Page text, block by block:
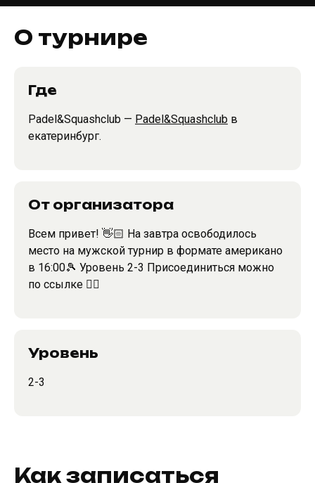
О турнире
Где
Padel&Squashclub — Padel&Squashclub в
екатеринбург.
От организатора
Всем привет! 👋🏻 На завтра освободилось
место на мужской турнир в формате американо
в 16:00🎾 Уровень 2-3 Присоединиться можно
по ссылке 👇🏻
Уровень
2-3
Как записаться